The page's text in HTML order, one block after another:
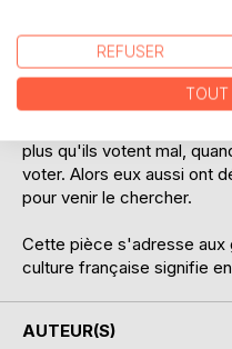
dieu. Le roi des dieux.
En attendant son destin
au théâtre, loin de ceux
plus qu'ils votent mal,
voter. Alors eux aussi ont
pour venir le chercher.
Cette pièce s'adresse aux
culture française signifie
AUTEUR(S)
REFUSER
TOUT